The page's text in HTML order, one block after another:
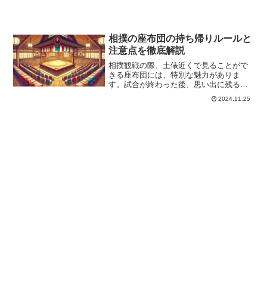
相撲の座布団の持ち帰りルールと
注意点を徹底解説
相撲観戦の際、土俵近くで見ることがで
きる座布団には、特別な魅力がありま
す。試合が終わった後、思い出に残るこ
のではないでしょうか。しかし、座布団
2024.11.25